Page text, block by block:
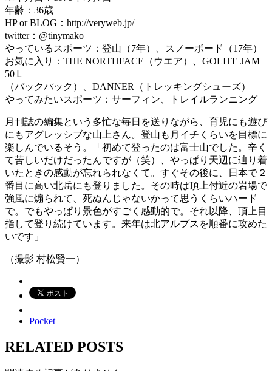
年齢：36歳
HP or BLOG：http://veryweb.jp/
twitter：@tinymako
やっているスポーツ：登山（7年）、スノーボード（17年）
お気に入り：THE NORTHFACE（ウエア）、GOLITE JAM
50Ｌ
（バックパック）、DANNER（トレッキングシューズ）
やってみたいスポーツ：サーフィン、トレイルランニング
月刊誌の編集という多忙な毎日を送りながら、育児にも遊び
にもアグレッシブな山上さん。登山も月イチくらいを目標に
楽しんでいるそう。「初めて登ったのは富士山でした。辛く
て苦しいだけだったんですが（笑）、やっぱり天辺に辿り着
いたときの感動が忘れられなくて。すぐその後に、日本で２
番目に高い北岳にも登りました。その時は頂上付近の岩場で
強風に煽られて、死ぬんじゃないかって思うくらいハード
で。でもやっぱり景色がすごく感動的で。それ以降、頂上目
指して登り続けています。来年は北アルプスを順番に攻めた
いです」
（撮影 村松賢一）
Pocket
RELATED POSTS